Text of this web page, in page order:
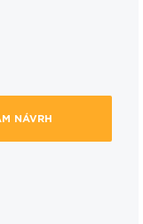
NÁVRH